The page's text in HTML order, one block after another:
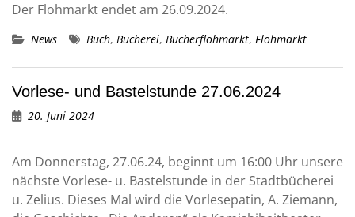
Der Flohmarkt endet am 26.09.2024.
News Buch, Bücherei, Bücherflohmarkt, Flohmarkt
Vorlese- und Bastelstunde 27.06.2024
20. Juni 2024
Am Donnerstag, 27.06.24, beginnt um 16:00 Uhr unsere
nächste Vorlese- u. Bastelstunde in der Stadtbücherei
u. Zelius. Dieses Mal wird die Vorlesepatin, A. Ziemann,